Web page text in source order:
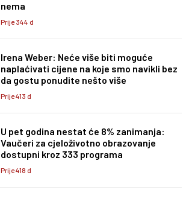
nema
Prije 344 d
Irena Weber: Neće više biti moguće
naplaćivati cijene na koje smo navikli bez
da gostu ponudite nešto više
Prije 413 d
U pet godina nestat će 8% zanimanja:
Vaučeri za cjeloživotno obrazovanje
dostupni kroz 333 programa
Prije 418 d